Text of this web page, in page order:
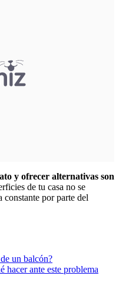
y ofrecer alternativas son
de tu casa no se
constante por parte del
un balcón?
hacer ante este problema